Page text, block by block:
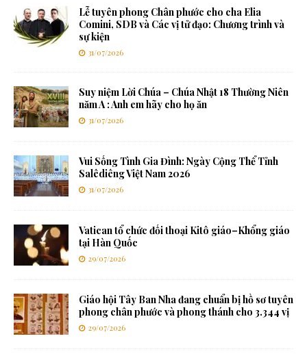
Lễ tuyên phong Chân phước cho cha Elia
Comini, SDB và Các vị tử đạo: Chương trình và
sự kiện
31/07/2026
Suy niệm Lời Chúa – Chúa Nhật 18 Thường Niên
năm A : Anh em hãy cho họ ăn
31/07/2026
Vui Sống Tình Gia Đình: Ngày Cộng Thể Tỉnh
Salêdiêng Việt Nam 2026
31/07/2026
Vatican tổ chức đối thoại Kitô giáo–Khổng giáo
tại Hàn Quốc
29/07/2026
Giáo hội Tây Ban Nha đang chuẩn bị hồ sơ tuyên
phong chân phước và phong thánh cho 3.344 vị
29/07/2026